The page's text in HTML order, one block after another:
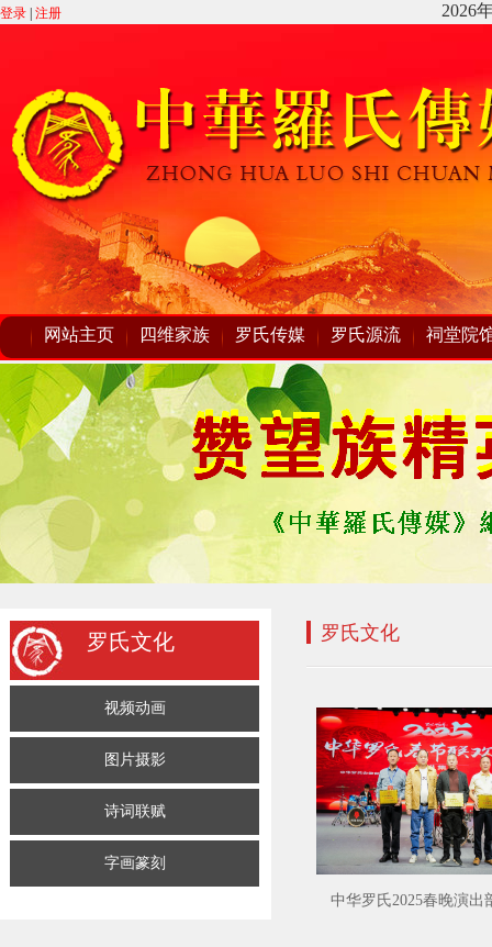
登录 注册
网站主页 四维家族 罗氏传媒 罗氏源流 祠堂院
罗氏文化
视频动画
图片摄影
诗词联赋
字画篆刻
罗氏文化
中华罗氏2025春晚演